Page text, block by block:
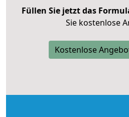
Füllen Sie jetzt das
Sie kostenlose
Kostenlose